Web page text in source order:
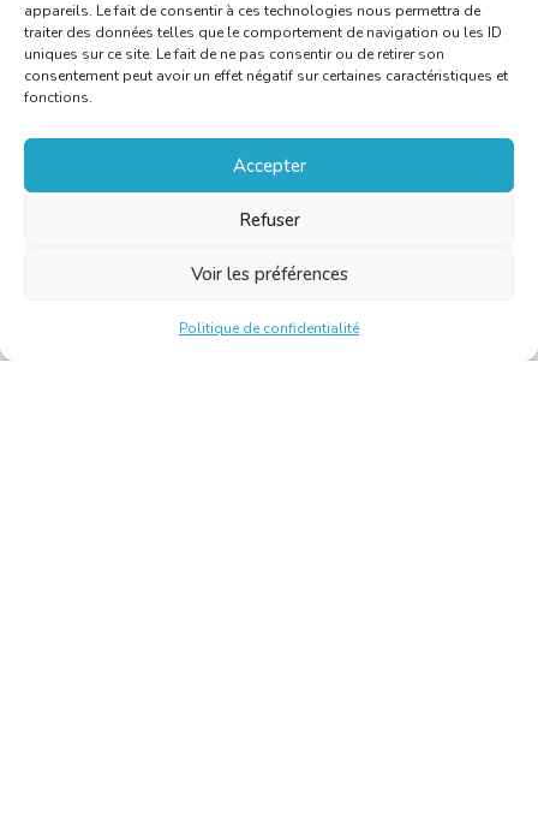
appareils. Le fait de consentir à ces technologies nous permettra de
traiter des données telles que le comportement de navigation ou les ID
uniques sur ce site. Le fait de ne pas consentir ou de retirer son
consentement peut avoir un effet négatif sur certaines caractéristiques et
fonctions.
Accepter
Refuser
Voir les préférences
Politique de confidentialité